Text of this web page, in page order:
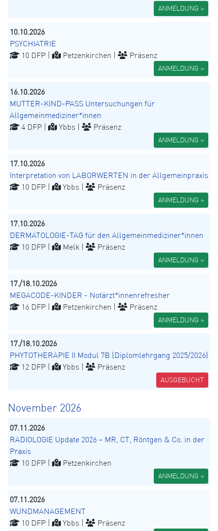
ANMELDUNG »
10.10.2026
PSYCHIATRIE
10 DFP |
Petzenkirchen | Präsenz
ANMELDUNG »
16.10.2026
MUTTER-KIND-PASS Untersuchungen für
Allgemeinmediziner*innen
4 DFP |
Ybbs | Präsenz
ANMELDUNG »
17.10.2026
Interpretation von LABORWERTEN in der Allgemeinpraxis
10 DFP |
Ybbs | Präsenz
ANMELDUNG »
17.10.2026
DERMATOLOGIE-TAG für den Allgemeinmediziner*innen
10 DFP |
Melk | Präsenz
ANMELDUNG »
17./18.10.2026
MEGACODE-KINDER - Notärzt*innenrefresher
16 DFP |
Petzenkirchen | Präsenz
ANMELDUNG »
17./18.10.2026
PHYTOTHERAPIE II Modul 7B (Diplomlehrgang 2025/2026)
12 DFP |
Ybbs | Präsenz
AUSGEBUCHT
November 2026
07.11.2026
RADIOLOGIE Update 2026 – MR, CT, Röntgen & Co. in der
Praxis
10 DFP |
Petzenkirchen
ANMELDUNG »
07.11.2026
WUNDMANAGEMENT
10 DFP |
Ybbs | Präsenz